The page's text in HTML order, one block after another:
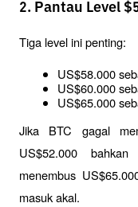
2. Pantau Level
Tiga level ini penting:
US$58.000
US$60.000
US$65.000
Jika BTC gagal
US$52.000
menembus
masuk akal.